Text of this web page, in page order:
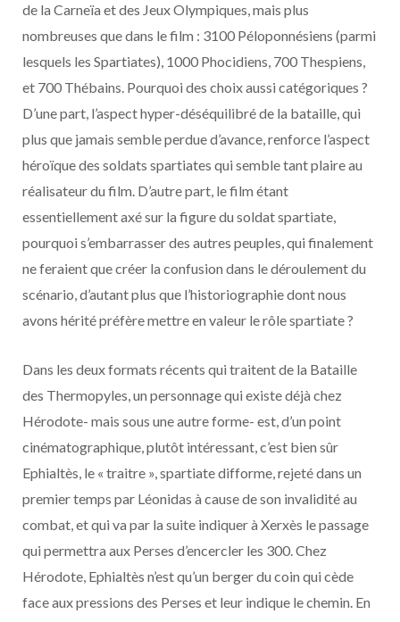
de la Carneïa et des Jeux Olympiques, mais plus
nombreuses que dans le film : 3100 Péloponnésiens (parmi
lesquels les Spartiates), 1000 Phocidiens, 700 Thespiens,
et 700 Thébains. Pourquoi des choix aussi catégoriques ?
D’une part, l’aspect hyper-déséquilibré de la bataille, qui
plus que jamais semble perdue d’avance, renforce l’aspect
héroïque des soldats spartiates qui semble tant plaire au
réalisateur du film. D’autre part, le film étant
essentiellement axé sur la figure du soldat spartiate,
pourquoi s’embarrasser des autres peuples, qui finalement
ne feraient que créer la confusion dans le déroulement du
scénario, d’autant plus que l’historiographie dont nous
avons hérité préfère mettre en valeur le rôle spartiate ?
Dans les deux formats récents qui traitent de la Bataille
des Thermopyles, un personnage qui existe déjà chez
Hérodote- mais sous une autre forme- est, d’un point
cinématographique, plutôt intéressant, c’est bien sûr
Ephialtès, le « traitre », spartiate difforme, rejeté dans un
premier temps par Léonidas à cause de son invalidité au
combat, et qui va par la suite indiquer à Xerxès le passage
qui permettra aux Perses d’encercler les 300. Chez
Hérodote, Ephialtès n’est qu’un berger du coin qui cède
face aux pressions des Perses et leur indique le chemin. En